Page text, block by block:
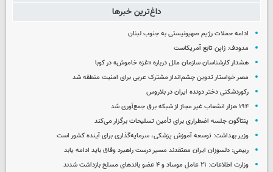
داغ‌ترین خبرها
ادامه حملات رژیم صهیونیستی به جنوب لبنان
مدودف: ژاپن تابع آمریکاست
هشدار کارشناسان سازمان ملل درباره «غزه‌ خاموش» در کوبا
مصر خواستار تدوین چشم‌انداز مشترک عربی برای امنیت منطقه شد
رکوردشکنی دختر دونده ایران در بلاروس
۱۹۴ هزار انشعاب غیر مجاز از شبکه برق جمع‌آوری شد
پنتاگون جلسه اضطراری برای تأمین تسلیحات برگزار می‌کند
وزیر بهداشت: توسعه آموزش پزشکی، سرمایه‌گذاری برای آینده کشور است
ربیعی: دلسوزان ایران معتقدند مسیر درست راهبرد وفاق باید ادامه یابد
وزارت اطلاعات: ۲۱ عامل موساد و ۴ عضو باندهای مسلح بازداشت شدند